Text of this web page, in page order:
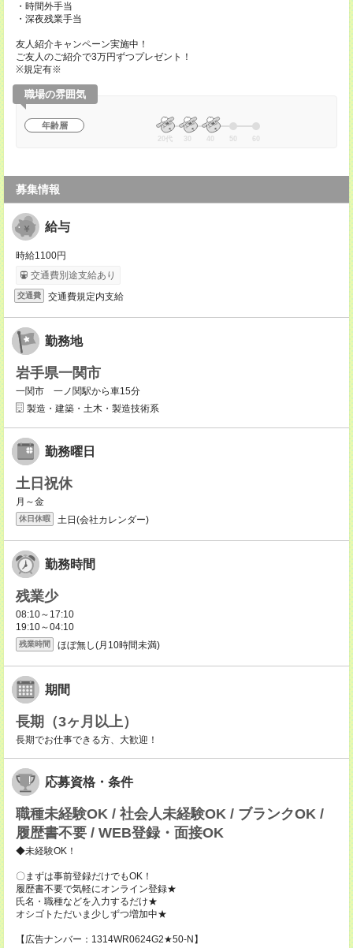
・時間外手当
・深夜残業手当
友人紹介キャンペーン実施中！
ご友人のご紹介で3万円ずつプレゼント！
※規定有※
職場の雰囲気
年齢層
20代 30 40 50 60
募集情報
給与
時給1100円
交通費別途支給あり
交通費 交通費規定内支給
勤務地
岩手県一関市
一関市 一ノ関駅から車15分
製造・建築・土木・製造技術系
勤務曜日
土日祝休
月～金
休日休暇 土日(会社カレンダー)
勤務時間
残業少
08:10～17:10
19:10～04:10
残業時間 ほぼ無し(月10時間未満)
期間
長期（3ヶ月以上）
長期でお仕事できる方、大歓迎！
応募資格・条件
職種未経験OK / 社会人未経験OK / ブランクOK /
履歴書不要 / WEB登録・面接OK
◆未経験OK！
〇まずは事前登録だけでもOK！
履歴書不要で気軽にオンライン登録★
氏名・職種などを入力するだけ★
オシゴトただいま少しずつ増加中★
【広告ナンバー：1314WR0624G2★50-N】